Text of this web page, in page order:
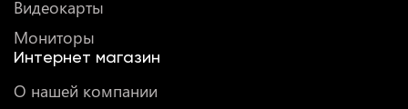
Видеокарты
Мониторы
Интернет магазин
О нашей компании